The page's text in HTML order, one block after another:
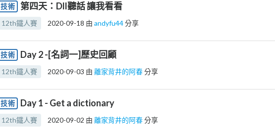
技術 第四天：Dll聽話 讓我看看
12th鐵人賽 2020-09-18 由 andyfu44分享
技術 Day 2 -[名詞一]歷史回顧
12th鐵人賽 2020-09-03 由 離家背井的阿春分享
技術 Day 1 - Get a dictionary
12th鐵人賽 2020-09-02 由 離家背井的阿春分享